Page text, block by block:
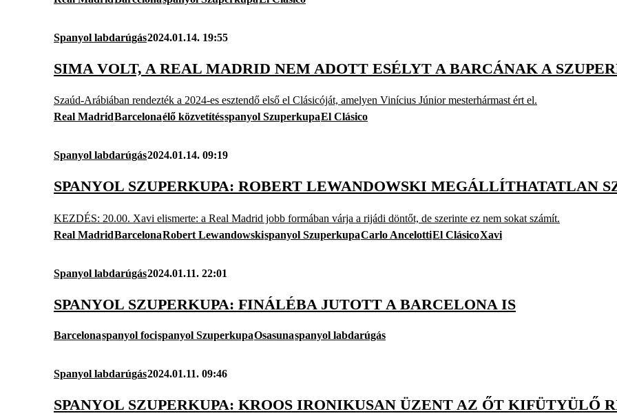
Spanyol labdarúgás2024.01.14. 19:55
SIMA VOLT, A REAL MADRID NEM ADOTT ESÉLYT A BARCÁNAK A
Szaúd-Arábiában rendezték a 2024-es esztendő első el Clásicóját, amelyen Vinícius Júnior mesterhármast ért el.
Real MadridBarcelonaélő közvetítésspanyol SzuperkupaEl Clásico
Spanyol labdarúgás2024.01.14. 09:19
SPANYOL SZUPERKUPA: ROBERT LEWANDOWSKI MEGÁLLÍTHATATLAN
KEZDÉS: 20.00. Xavi elismerte: a Real Madrid jobb formában várja a rijádi döntőt, de szerinte ez nem sokat számít.
Real MadridBarcelonaRobert Lewandowskispanyol SzuperkupaCarlo AncelottiEl ClásicoXavi
Spanyol labdarúgás2024.01.11. 22:01
SPANYOL SZUPERKUPA: FINÁLÉBA JUTOTT A BARCELONA IS
Barcelonaspanyol focispanyol SzuperkupaOsasunaspanyol labdarúgás
Spanyol labdarúgás2024.01.11. 09:46
SPANYOL SZUPERKUPA: KROOS IRONIKUSAN ÜZENT AZ ŐT KIFÜTYÜLŐ